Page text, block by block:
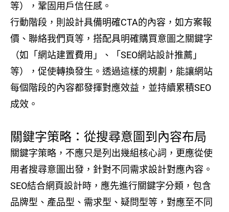
等），鞏固用戶信任感。
行動階段，則設計具備明確CTA的內容，如方案報
價、聯絡我們頁等，搭配具明確購買意圖之關鍵字
（如「網站建置費用」、「SEO網站設計推薦」
等），促使轉換發生。透過這樣的規劃，能讓網站
每個階段的內容都發揮對應效益，並持續累積SEO
成效。
關鍵字策略：從搜尋意圖到內容布局
關鍵字策略，不應只是列出幾組核心詞，更應從使
用者搜尋意圖出發，針對不同需求設計對應內容。
SEO結合網頁設計時，應先進行關鍵字分類，包含
品牌型、產品型、需求型、疑問型等，對應至不同